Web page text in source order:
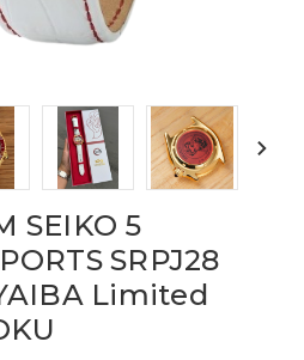
SEIKO 5
SRPJ28
Limited